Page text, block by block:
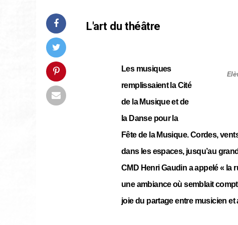
L'art du théâtre
Les musiques
remplissaient la Cité
de la Musique et de
la Danse pour la
Fête de la Musique. Cordes,
dans les espaces, jusqu’au
CMD Henri Gaudin a appelé « la
une ambiance où semblait
joie du partage entre musicien et